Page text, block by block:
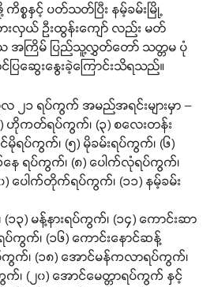
စ္စနှင့် ပတ်သတ်ပြီး နမ့်ခမ်းမြို့
လှယ် ဦးထွန်းကျော် လည်း မတ်
အကြိမ် ပြည်သူ့လွှတ်တော် သတ္တမ ပုံ
ြဆွေးနွေးခဲ့ကြောင်းသိရသည်။
၂၁ ရပ်ကွက် အမည်အရင်းများမှာ –
) ဟိုကတ်ရပ်ကွက်၊ (၃) စလေးတန်း
မိုရပ်ကွက်၊ (၅) မိုခမ်းရပ်ကွက်၊ (၆)
ေ ရပ်ကွက်၊ (၈) ပေါက်လုံရပ်ကွက်၊
) ပေါက်တိုက်ရပ်ကွက်၊ (၁၁) နမ့်ခမ်း
၃) မန့်နားရပ်ကွက်၊ (၁၄) ကောင်းဆာ
ကွက်၊ (၁၆) ကောင်းနောင်ဆန့်
ကွက်၊ (၁၈) အောင်မန်ကလာရပ်ကွက်၊
က်၊ (၂၀) အောင်မေတ္တာရပ်ကွက် နှင့်